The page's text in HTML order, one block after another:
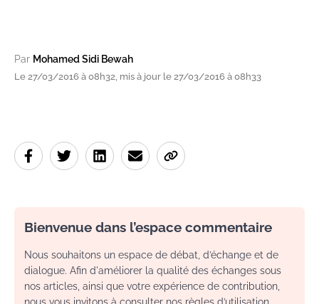
Par Mohamed Sidi Bewah
Le 27/03/2016 à 08h32, mis à jour le 27/03/2016 à 08h33
Bienvenue dans l’espace commentaire
Nous souhaitons un espace de débat, d’échange et de
dialogue. Afin d'améliorer la qualité des échanges sous
nos articles, ainsi que votre expérience de contribution,